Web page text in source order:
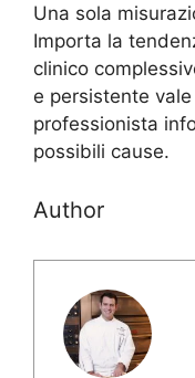
Una sola
Importa la
clinico
e persistente
professionista
possibili cause.
Author